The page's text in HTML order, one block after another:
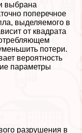
выбрана
поперечное
выделяемого в
от квадрата
потери.
вероятность
параметры
разрушения в